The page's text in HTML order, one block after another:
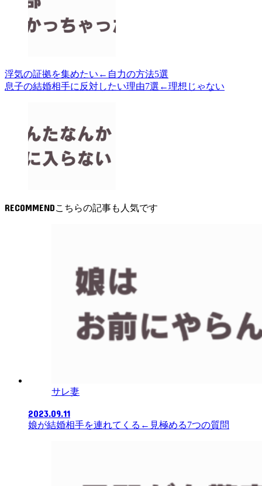
浮気の証拠を集めたい←自力の方法5選
息子の結婚相手に反対したい理由7選←理想じゃない
RECOMMEND
サレ妻
2023.09.11
娘が結婚相手を連れてくる←見極める7つの質問